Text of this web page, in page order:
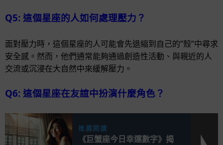
Q5: 這個星座的人如何處理壓力？
面對壓力時，這個星座的人可能會先退縮到自己的”殼”中尋求
安全感。然而，他們通常能夠通過創造性活動、與親近的人
交流或沉浸在大自然中來緩解壓力。
Q6: 這個星座在友誼中扮演什麼角色？
推薦閱讀
《巨蟹座今日幸運數字》揭